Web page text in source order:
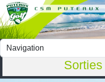
Panneau de gestion des